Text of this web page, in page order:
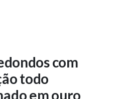
com
todo
em ouro